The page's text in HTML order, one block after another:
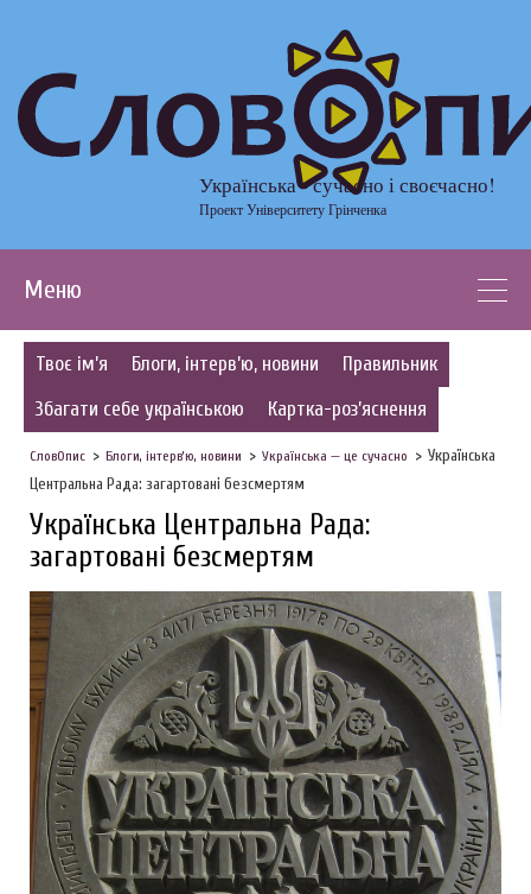
Українська - сучасно і своєчасно!
Проект Університету Грінченка
Меню
Твоє ім’я Блоги, інтерв’ю, новини
Правильник
Збагати себе українською
Картка-роз’яснення
СловОпис Блоги, інтерв’ю, новини Українська — це сучасно
Українська
Центральна Рада: загартовані безсмертям
Українська Центральна Рада:
загартовані безсмертям